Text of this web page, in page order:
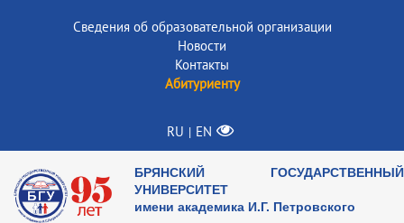
Сведения об образовательной организации
Новости
Контакты
Абитуриенту
RU | EN
БРЯНСКИЙ ГОСУДАРСТВЕННЫЙ
УНИВЕРСИТЕТ
имени академика И.Г. Петровского